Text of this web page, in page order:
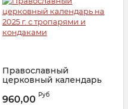
Православный
церковный календарь
на 2025 г. с тропарями и
кондаками
960,00 Руб